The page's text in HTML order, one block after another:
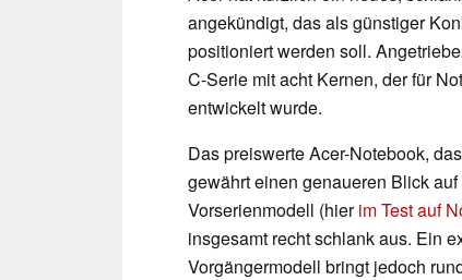
angekündigt, das als günstiger
positioniert werden soll.
C-Serie mit acht Kernen, der für
entwickelt wurde.
Das preiswerte Acer-Notebook,
gewährt einen genaueren Blick
Vorserienmodell (hierim Test auf
insgesamt recht schlank aus. Ein
Vorgängermodell bringt jedoch